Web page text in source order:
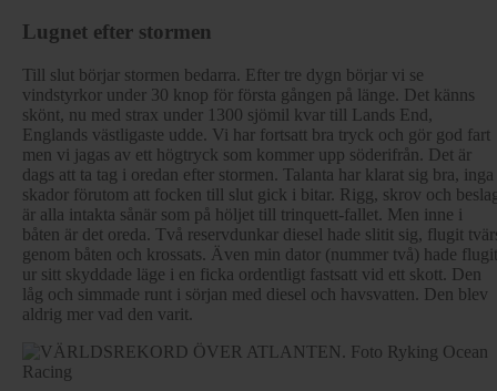
Lugnet efter stormen
Till slut börjar stormen bedarra. Efter tre dygn börjar vi se
vindstyrkor under 30 knop för första gången på länge. Det känns
skönt, nu med strax under 1300 sjömil kvar till Lands End,
Englands västligaste udde. Vi har fortsatt bra tryck och gör god fart
men vi jagas av ett högtryck som kommer upp söderifrån. Det är
dags att ta tag i oredan efter stormen. Talanta har klarat sig bra, inga
skador förutom att focken till slut gick i bitar. Rigg, skrov och
är alla intakta sånär som på höljet till trinquett-fallet. Men inne i
båten är det oreda. Två reservdunkar diesel hade slitit sig, flugit
genom båten och krossats. Även min dator (nummer två) hade flugit
ur sitt skyddade läge i en ficka ordentligt fastsatt vid ett skott. Den
låg och simmade runt i sörjan med diesel och havsvatten. Den blev
aldrig mer vad den varit.